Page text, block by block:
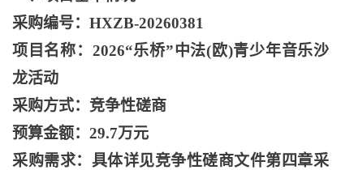
采购编号： HXZB-20260381
项目名称： 2026“乐桥”中法(欧)青少年音乐沙
龙活动
采购方式：竞争性磋商
预算金额： 29.7万元
采购需求：具体详见竞争性磋商文件第四章采